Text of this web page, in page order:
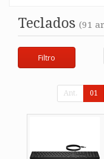
Teclados (91
Filtro
Ant. 01